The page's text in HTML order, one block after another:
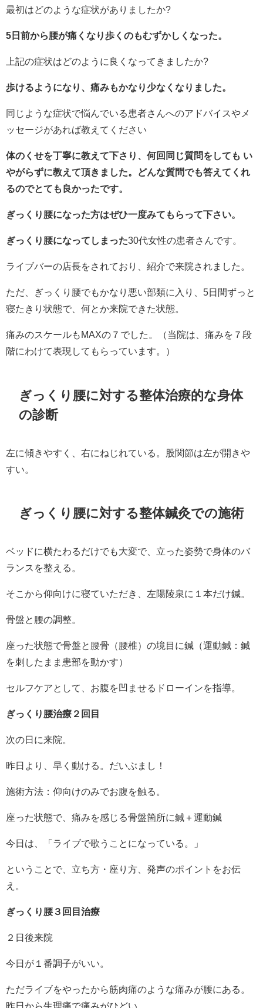
最初はどのような症状がありましたか?
5日前から腰が痛くなり歩くのもむずかしくなった。
上記の症状はどのように良くなってきましたか?
歩けるようになり、痛みもかなり少なくなりました。
同じような症状で悩んでいる患者さんへのアドバイスやメ
ッセージがあれば教えてください
体のくせを丁寧に教えて下さり、何回同じ質問をしても い
やがらずに教えて頂きました。どんな質問でも答えてくれ
るのでとても良かったです。
ぎっくり腰になった方はぜひ一度みてもらって下さい。
ぎっくり腰になってしまった30代女性の患者さんです。
ライブバーの店長をされており、紹介で来院されました。
ただ、ぎっくり腰でもかなり悪い部類に入り、5日間ずっと
寝たきり状態で、何とか来院できた状態。
痛みのスケールもMAXの７でした。（当院は、痛みを７段
階にわけて表現してもらっています。）
ぎっくり腰に対する整体治療的な身体
の診断
左に傾きやすく、右にねじれている。股関節は左が開きや
すい。
ぎっくり腰に対する整体鍼灸での施術
ベッドに横たわるだけでも大変で、立った姿勢で身体のバ
ランスを整える。
そこから仰向けに寝ていただき、左陽陵泉に１本だけ鍼。
骨盤と腰の調整。
座った状態で骨盤と腰骨（腰椎）の境目に鍼（運動鍼：鍼
を刺したまま患部を動かす）
セルフケアとして、お腹を凹ませるドローインを指導。
ぎっくり腰治療２回目
次の日に来院。
昨日より、早く動ける。だいぶまし！
施術方法：仰向けのみでお腹を触る。
座った状態で、痛みを感じる骨盤箇所に鍼＋運動鍼
今日は、「ライブで歌うことになっている。」
ということで、立ち方・座り方、発声のポイントをお伝
え。
ぎっくり腰３回目治療
２日後来院
今日が１番調子がいい。
ただライブをやったから筋肉痛のような痛みが腰にある。
昨日から生理痛で痛みがひどい。